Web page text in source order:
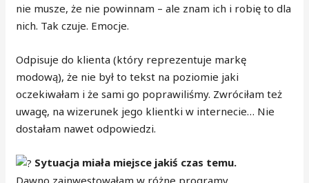
nie musze, że nie powinnam – ale znam ich i robię to dla
nich. Tak czuje. Emocje.
Odpisuje do klienta (który reprezentuje markę
modową), że nie był to tekst na poziomie jaki
oczekiwałam i że sami go poprawiliśmy. Zwróciłam też
uwagę, na wizerunek jego klientki w internecie… Nie
dostałam nawet odpowiedzi.
Sytuacja miała miejsce jakiś czas temu.